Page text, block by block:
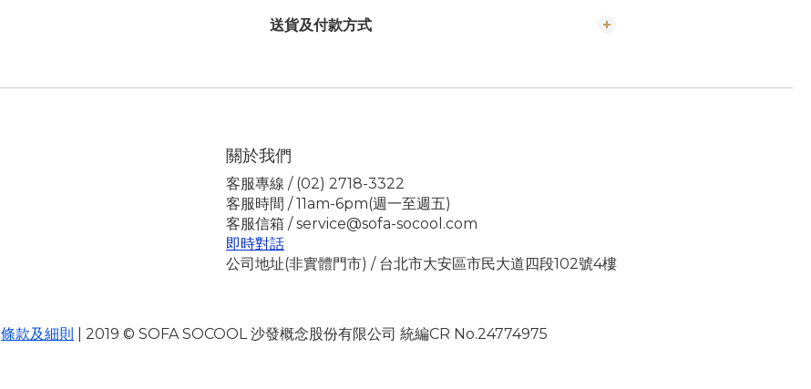
送貨及付款方式
關於我們
客服專線 / (02) 2718-3322
客服時間 / 11am-6pm(週一至週五)
客服信箱 / service@sofa-socool.com
即時對話
公司地址(非實體門市) / 台北市大安區市民大道四段102號4樓
條款及細則 | 2019 © SOFA SOCOOL 沙發概念股份有限公司 統編CR No.24774975